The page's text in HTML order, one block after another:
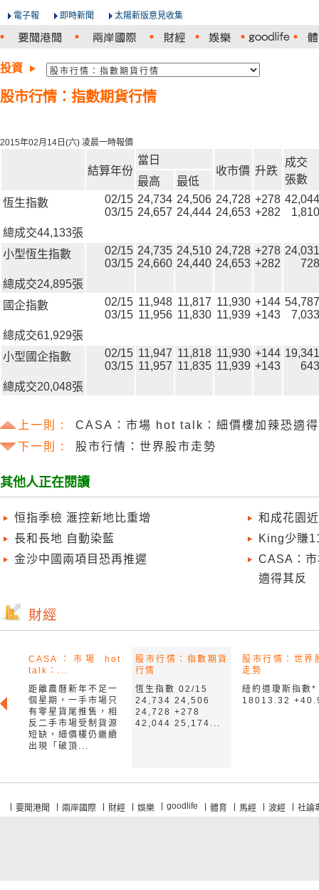
電子報 即時新聞 太陽新版意見收集
投資
股市行情：指數期貨行情
2015年02月14日(六) 凌晨一時報價
結算年份
當日
收市價 升跌
成交
張數
最高
最低
恆生指數
總成交44,133張
02/15
03/15
24,734
24,657
24,506
24,444
24,728
24,653
+278
+282
42,044
1,810
小型恆生指數
總成交24,895張
02/15
03/15
24,735
24,660
24,510
24,440
24,728
24,653
+278
+282
24,031
728
國企指數
總成交61,929張
02/15
03/15
11,948
11,956
11,817
11,830
11,930
11,939
+144
+143
54,787
7,033
小型國企指數
總成交20,048張
02/15
03/15
11,947
11,957
11,818
11,835
11,930
11,939
+144
+143
19,341
643
上一則 :
CASA：市場 hot talk：細價樓加辣恐適
下一則 :
股市行情：世界股市走勢
其他人正在閱讀
恒指季檢 滙控新地比重增
長和長地 自動染藍
金沙中國兩項目恐再推遲
和成花園
King少賺
CASA：
適得其反
CASA：市場 hot
talk：...
距離農曆新年不足一
個星期，一手市場只
有零星貨尾推售，相
反二手市場受制貨源
短缺，細價樓仍繼續
出現「破頂...
股市行情：指數期貨
行情
恆生指數 02/15
24,734 24,506
24,728 +278
42,044 25,174...
股市行情：世界
走勢
紐約道瓊斯指數*
18013.32
要聞港聞 兩岸國際 財經 娛樂 goodlife 體育 馬經 波經 社論